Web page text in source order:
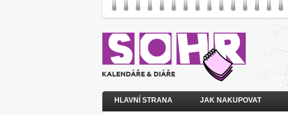
HLAVNÍ STRANA JAK NAKUPOVAT